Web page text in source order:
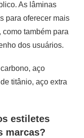
As lâminas
para oferecer mais
também para
dos usuários.
aço
titânio, aço extra
estiletes
marcas?